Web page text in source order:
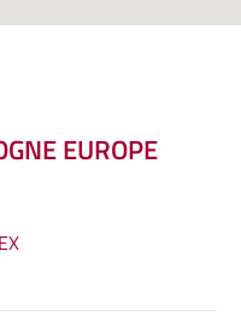
EUROPE